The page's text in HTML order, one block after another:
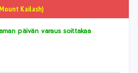
Kailash)
päivän varaus soittakaa